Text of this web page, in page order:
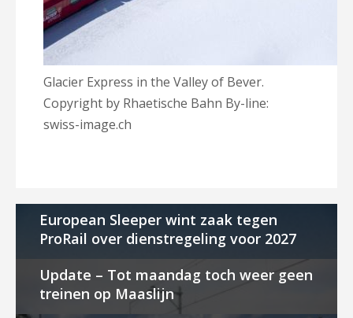
Glacier Express in the Valley of Bever.
Copyright by Rhaetische Bahn By-line:
swiss-image.ch
European Sleeper wint zaak tegen
ProRail over dienstregeling voor 2027
Update – Tot maandag toch weer geen
treinen op Maaslijn